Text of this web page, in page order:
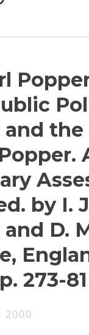
and the
by I.
D.
273-81
2000